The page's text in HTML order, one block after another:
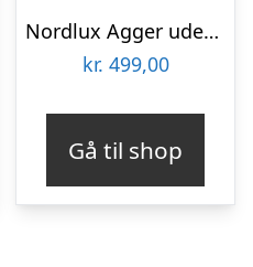
Nordlux Agger udendørs væglampe med sensor
kr. 499,00
Gå til shop